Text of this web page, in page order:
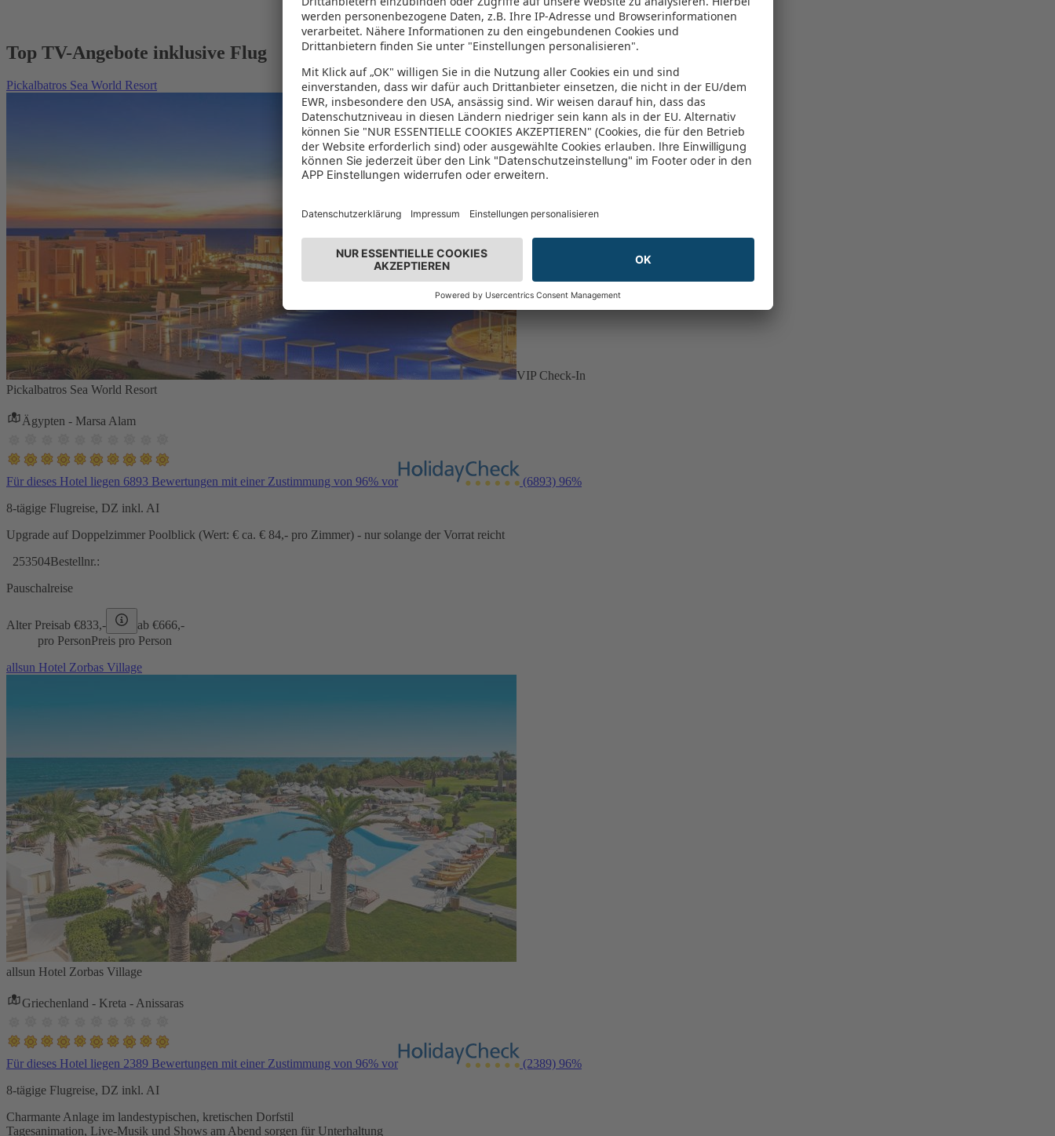
Top TV-Angebote inklusive Flug
Pickalbatros Sea World Resort
VIP Check-In
Pickalbatros Sea World Resort
Ägypten - Marsa Alam
Für dieses Hotel liegen 6893 Bewertungen mit einer Zustimmung von 96% vor (6893) 96%
8-tägige Flugreise, DZ inkl. AI
Upgrade auf Doppelzimmer Poolblick (Wert: € ca. € 84,- pro Zimmer) - nur solange der Vorrat reicht
253504Bestellnr.:
Pauschalreise
Alter Preisab €833,- ab €666,-
pro PersonPreis pro Person
allsun Hotel Zorbas Village
allsun Hotel Zorbas Village
Griechenland - Kreta - Anissaras
Für dieses Hotel liegen 2389 Bewertungen mit einer Zustimmung von 96% vor (2389) 96%
8-tägige Flugreise, DZ inkl. AI
Charmante Anlage im landestypischen, kretischen Dorfstil
Tagesanimation, Live-Musik und Shows am Abend sorgen für Unterhaltung